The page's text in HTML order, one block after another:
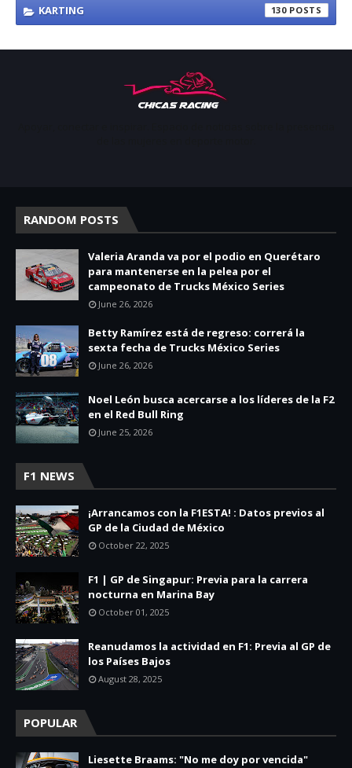
KARTING 130
RANDOM POSTS
Valeria Aranda va por el podio en Querétaro
para mantenerse en la pelea por el
campeonato de Trucks México Series
June 26, 2026
Betty Ramírez está de regreso: correrá la
sexta fecha de Trucks México Series
June 26, 2026
Noel León busca acercarse a los líderes de la F2
en el Red Bull Ring
June 25, 2026
F1 NEWS
¡Arrancamos con la F1ESTA! : Datos previos al
GP de la Ciudad de México
October 22, 2025
F1 | GP de Singapur: Previa para la carrera
nocturna en Marina Bay
October 01, 2025
Reanudamos la actividad en F1: Previa al GP de
los Países Bajos
August 28, 2025
POPULAR
Liesette Braams: "No me doy por vencida"